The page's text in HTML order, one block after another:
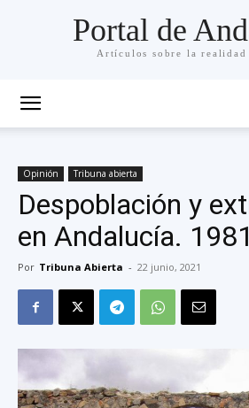
Portal de
Artículos sobre la realidad
Opinión Tribuna abierta
Despoblación y
en Andalucía.
Por Tribuna Abierta - 22 junio, 2021